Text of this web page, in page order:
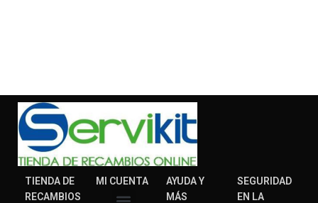
TIENDA DE
RECAMBIOS
MI CUENTA
AYUDA Y
MÁS
SEGURIDAD
EN LA